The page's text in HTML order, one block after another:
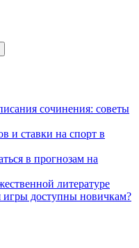
сочинения: советы
и ставки на спорт в
в прогнозам на
литературе
игры доступны новичкам?